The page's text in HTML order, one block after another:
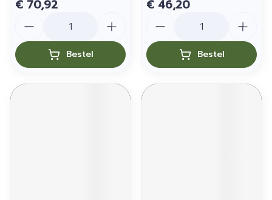
€ 70,92
Bestel
€ 46,20
Bestel